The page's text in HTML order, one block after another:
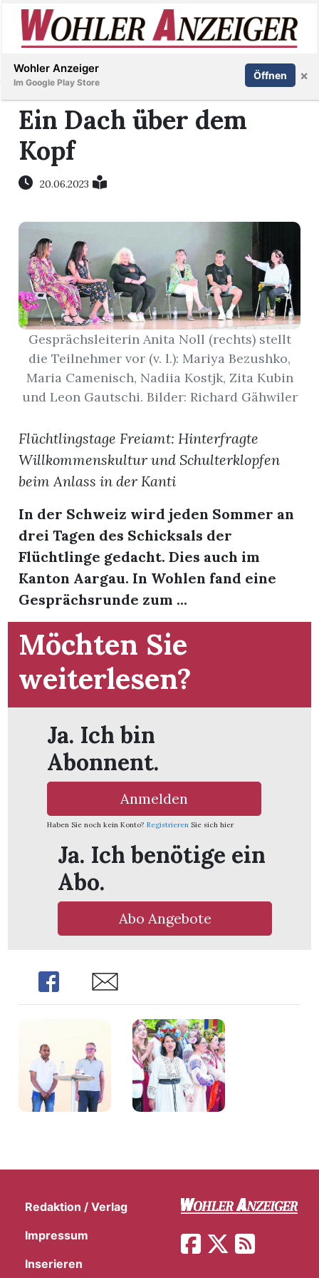
Immobilien
Veranstaltungen
Stellen
Paper
Newsletter
App
Inserieren Abonnieren Anmelden
Ein Dach über dem
Kopf
20.06.2023
Gesprächsleiterin Anita Noll (rechts) stellt
die Teilnehmer vor (v. l.): Mariya Bezushko,
Maria Camenisch, Nadiia Kostjk, Zita Kubin
und Leon Gautschi. Bilder: Richard Gähwiler
Flüchtlingstage Freiamt: Hinterfragte
Willkommenskultur und Schulterklopfen
beim Anlass in der Kanti
In der Schweiz wird jeden Sommer an
drei Tagen des Schicksals der
Flüchtlinge gedacht. Dies auch im
Kanton Aargau. In Wohlen fand eine
Gesprächsrunde zum ...
Möchten Sie
weiterlesen?
Ja. Ich bin
Abonnent.
Anmelden
Haben Sie noch kein Konto? Registrieren Sie sich hier
Ja. Ich benötige ein
Abo.
Abo Angebote
Share Share
Redaktion / Verlag
Impressum
Inserieren
Wohler Anzeiger
Im Google Play Store
Öffnen ×